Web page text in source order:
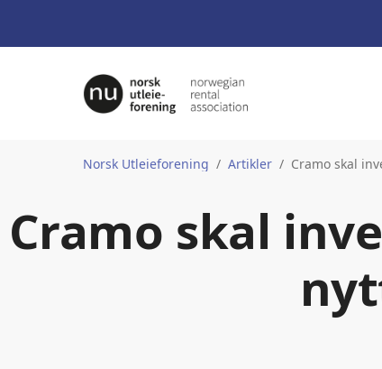
Norsk Utleieforening Artikler Cramo skal
Cramo skal